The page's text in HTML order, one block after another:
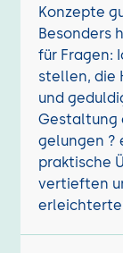
Konzepte
Besonders
für Fragen:
stellen, die
und
Gestaltung
gelungen ?
praktische
vertieften